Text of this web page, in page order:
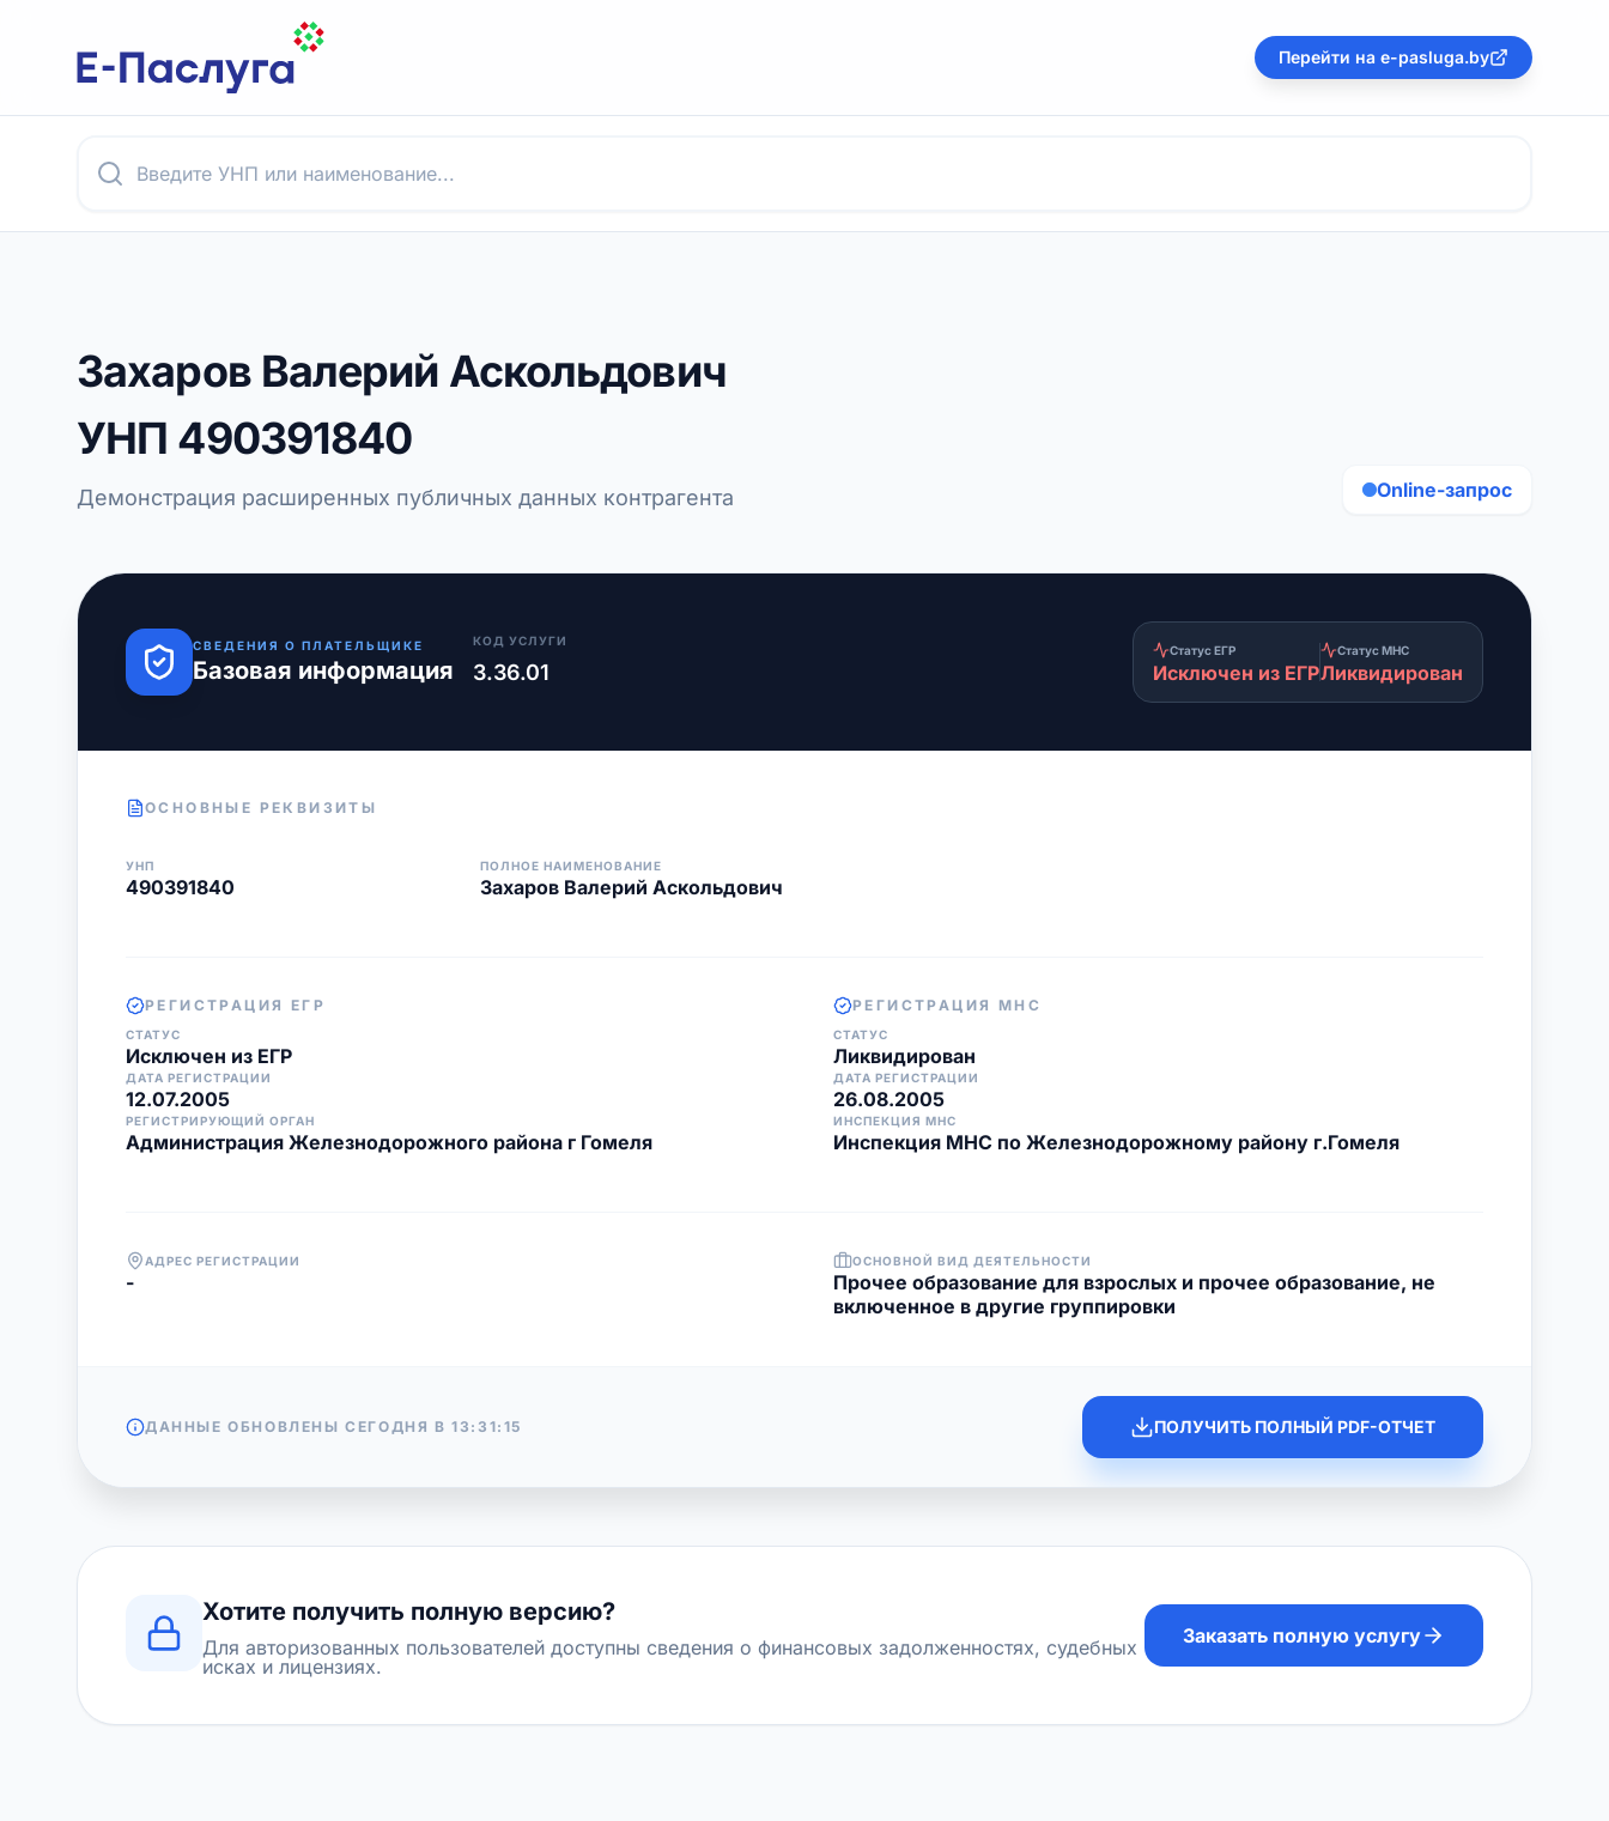
Перейти на e-pasluga.by
Захаров Валерий Аскольдович
УНП 490391840
Демонстрация расширенных публичных данных контрагента Online-запрос
СВЕДЕНИЯ О ПЛАТЕЛЬЩИКЕ
Базовая информация
КОД УСЛУГИ
3.36.01
Статус ЕГР
Исключен из ЕГР
Статус МНС
Ликвидирован
ОСНОВНЫЕ РЕКВИЗИТЫ
УНП
490391840
ПОЛНОЕ НАИМЕНОВАНИЕ
Захаров Валерий Аскольдович
РЕГИСТРАЦИЯ ЕГР
СТАТУС
Исключен из ЕГР
ДАТА РЕГИСТРАЦИИ
12.07.2005
РЕГИСТРИРУЮЩИЙ ОРГАН
Администрация Железнодорожного района г Гомеля
РЕГИСТРАЦИЯ МНС
СТАТУС
Ликвидирован
ДАТА РЕГИСТРАЦИИ
26.08.2005
ИНСПЕКЦИЯ МНС
Инспекция МНС по Железнодорожному району г.Гомеля
АДРЕС РЕГИСТРАЦИИ
-
ОСНОВНОЙ ВИД ДЕЯТЕЛЬНОСТИ
Прочее образование для взрослых и прочее образование, не
включенное в другие группировки
ДАННЫЕ ОБНОВЛЕНЫ СЕГОДНЯ В13:31:15 ПОЛУЧИТЬ ПОЛНЫЙ PDF-ОТЧЕТ
Хотите получить полную версию?
Для авторизованных пользователей доступны сведения о финансовых задолженностях, судебных
исках и лицензиях.
Заказать полную услугу